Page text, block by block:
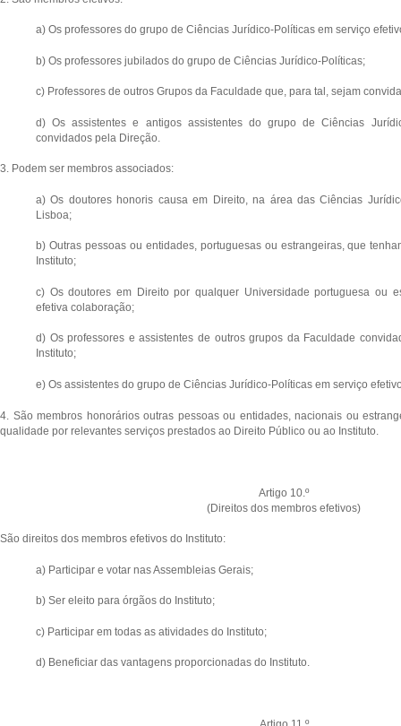
a) Os professores do grupo de Ciências Jurídico-Políticas em serviço
b) Os professores jubilados do grupo de Ciências Jurídico-Políticas;
c) Professores de outros Grupos da Faculdade que, para tal, sejam
d) Os assistentes e antigos assistentes do grupo de Ciências
convidados pela Direção.
3. Podem ser membros associados:
a) Os doutores honoris causa em Direito, na área das Ciências
Lisboa;
b) Outras pessoas ou entidades, portuguesas ou estrangeiras, que
Instituto;
c) Os doutores em Direito por qualquer Universidade portuguesa ou
efetiva colaboração;
d) Os professores e assistentes de outros grupos da Faculdade
Instituto;
e) Os assistentes do grupo de Ciências Jurídico-Políticas em serviço
4. São membros honorários outras pessoas ou entidades, nacionais ou
qualidade por relevantes serviços prestados ao Direito Público ou ao Instituto.
Artigo 10.º
(Direitos dos membros efetivos)
São direitos dos membros efetivos do Instituto:
a) Participar e votar nas Assembleias Gerais;
b) Ser eleito para órgãos do Instituto;
c) Participar em todas as atividades do Instituto;
d) Beneficiar das vantagens proporcionadas do Instituto.